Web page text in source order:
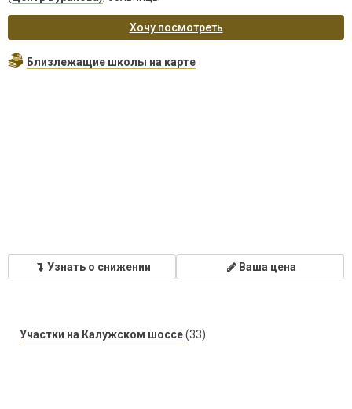
Хочу посмотреть
Близлежащие школы на карте
Узнать о снижении Ваша цена
Участки на Калужском шоссе(33)